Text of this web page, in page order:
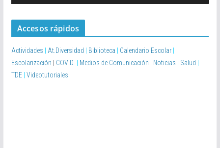
r
e
v
í
Accesos rápidos
Actividades At.Diversidad Biblioteca Calendario Escolar
Escolarización
COVID Medios de Comunicación Noticias Salud
TDE Videotutoriales